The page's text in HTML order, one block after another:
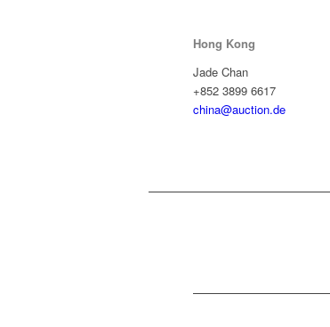
Hong Kong
Jade Chan
+852 3899 6617
china@auction.de